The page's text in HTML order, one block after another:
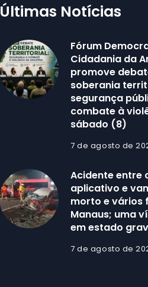
Últimas Notícias
Fórum
Cidadania da
promove
soberania
segurança
combate à
sábado (8)
7 de agosto de
Acidente entre
aplicativo e
morto e vários
Manaus; uma
em estado
7 de agosto de